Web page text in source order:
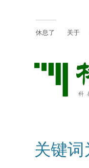
休息了 关于
关键词